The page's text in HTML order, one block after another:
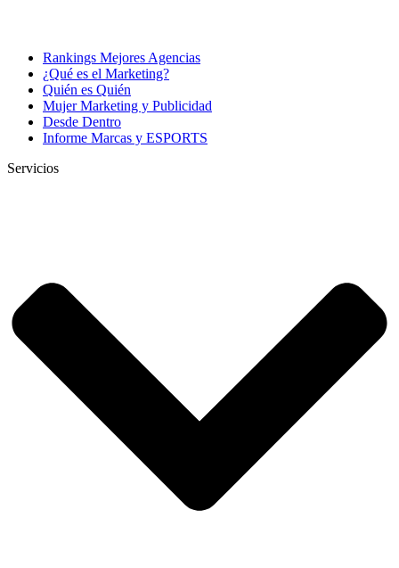
Rankings Mejores Agencias
¿Qué es el Marketing?
Quién es Quién
Mujer Marketing y Publicidad
Desde Dentro
Informe Marcas y ESPORTS
Servicios